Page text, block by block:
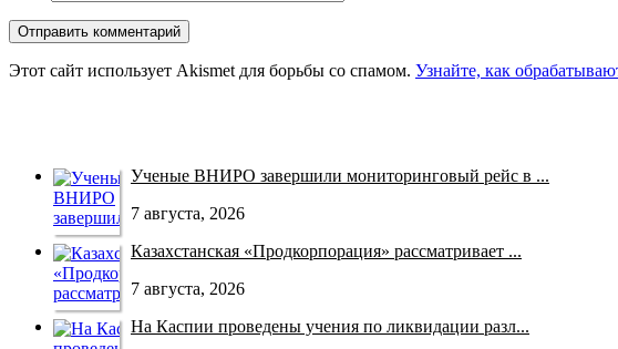
Этот сайт использует Akismet для борьбы со спамом. Узнайте, как
Ученые ВНИРО завершили мониторинговый рейс в ...
7 августа, 2026
Казахстанская «Продкорпорация» рассматривает ...
7 августа, 2026
На Каспии проведены учения по ликвидации разл...